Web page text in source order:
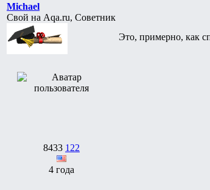
Michael
Свой на Aqa.ru, Советник
8433 122
4 года
Это, примерно, как